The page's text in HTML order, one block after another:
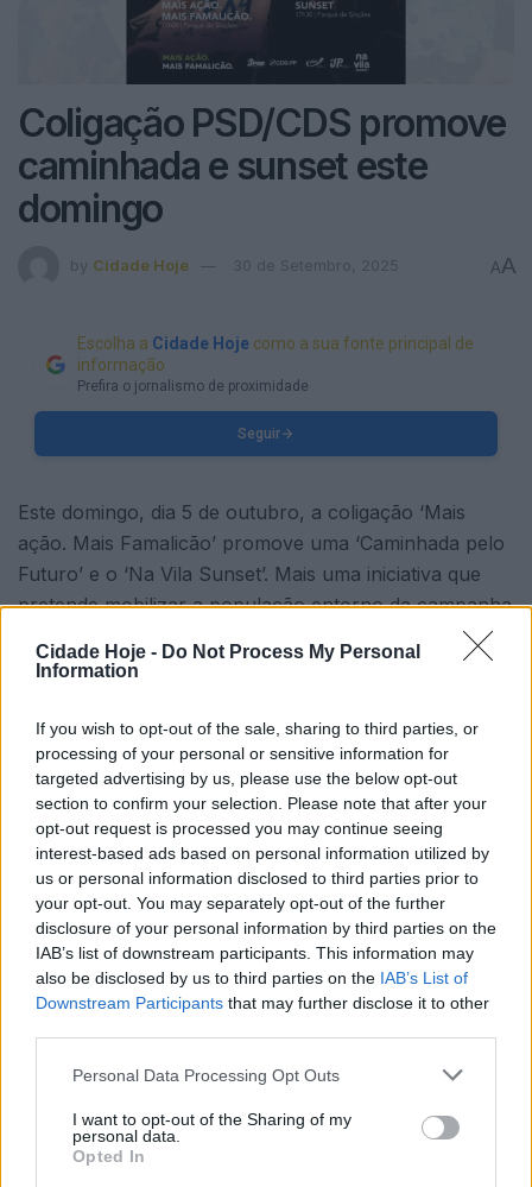
Cidade Hoje - Do Not Process My Personal
Information
If you wish to opt-out of the sale, sharing to third parties, or
processing of your personal or sensitive information for
targeted advertising by us, please use the below opt-out
section to confirm your selection. Please note that after your
opt-out request is processed you may continue seeing
interest-based ads based on personal information utilized by
us or personal information disclosed to third parties prior to
your opt-out. You may separately opt-out of the further
disclosure of your personal information by third parties on the
IAB’s list of downstream participants. This information may
also be disclosed by us to third parties on the IAB’s List of
Downstream Participants that may further disclose it to other
Personal Data Processing Opt Outs
I want to opt-out of the Sharing of my
personal data.
Opted In
Coligação PSD/CDS promove
caminhada e sunset este
domingo
by Cidade Hoje 30 de Setembro, 2025 AA
Escolha a Cidade Hoje como a sua fonte principal de
informação
Prefira o jornalismo de proximidade
Seguir
Este domingo, dia 5 de outubro, a coligação ‘Mais
ação. Mais Famalicão’ promove uma ‘Caminhada pelo
Futuro’ e o ‘Na Vila Sunset’. Mais uma iniciativa que
pretende mobilizar a população entorno da campanha
O evento tem início às 15h30, com concentração no
Campo da Feira, e percorrerá as ruas do centro da
cidade. A iniciativa, que vai contar com a presença de
Paulo Cunha, mandatário concelhio da candidatura,
culmina no Parque de Sinçães, com um comício
agendado para as 17h00, e o “Na Vila Sunset”, trinta
“Esta caminhada será a demonstração inequívoca de
que Famalicão não quer parar, não quer recuar. Cada
passo será um voto de confiança e cada bandeira
erguida a confirmação da vontade de continuar a